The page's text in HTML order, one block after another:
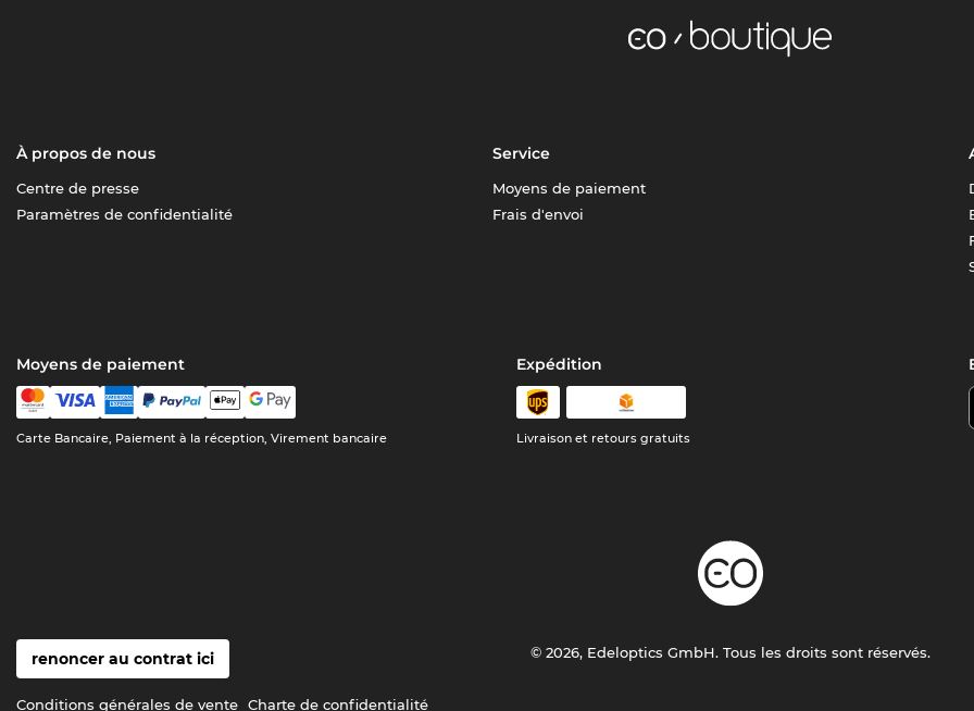
À propos de nous
Centre de presse
Paramètres de confidentialité
Service
Moyens de paiement
Frais d'envoi
Moyens de paiement
Carte Bancaire, Paiement à la réception, Virement bancaire
Expédition
Livraison et retours gratuits
renoncer au contrat ici
Conditions générales de vente Charte de confidentialité
© 2026, Edeloptics GmbH. Tous les droits sont réservés.